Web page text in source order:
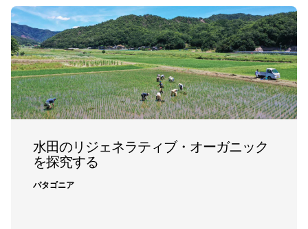
水田のリジェネラティブ・オーガニック
を探究する
パタゴニア